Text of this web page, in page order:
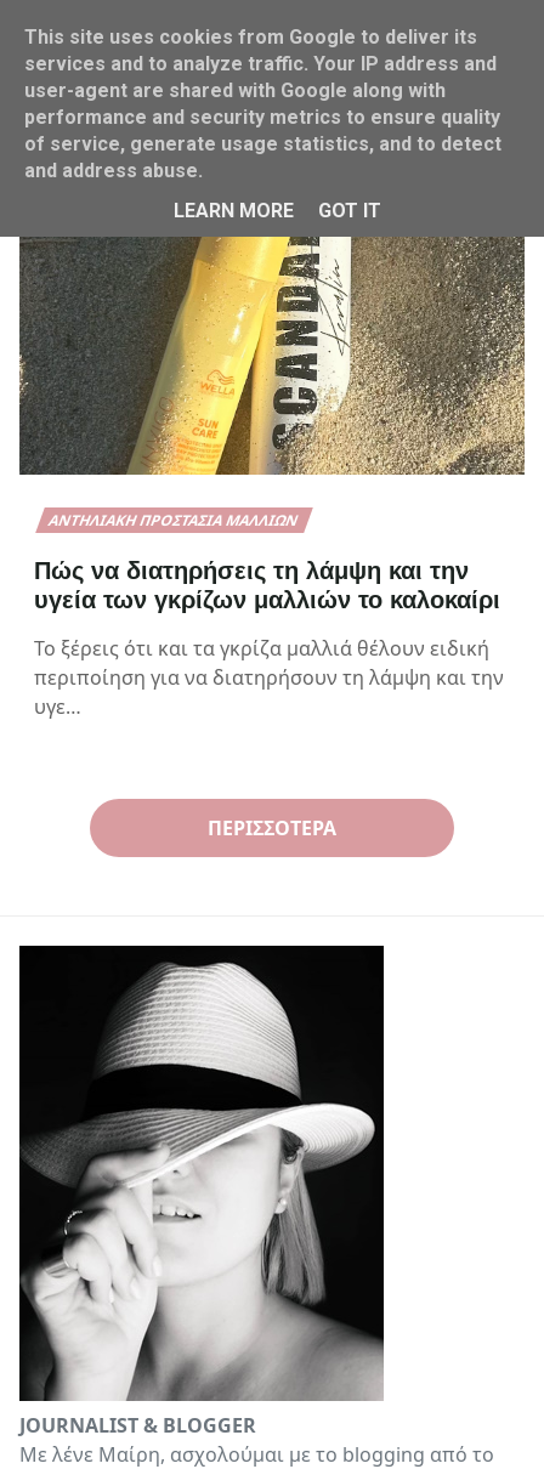
Home Invigo Sun
ΑΝΤΗΛΙΑΚΉ ΠΡΟΣΤΑΣΊΑ ΜΑΛΛΙΏΝ
Πώς να διατηρήσεις τη λάμψη και την
υγεία των γκρίζων μαλλιών το καλοκαίρι
Το ξέρεις ότι και τα γκρίζα μαλλιά θέλουν ειδική
περιποίηση για να διατηρήσουν τη λάμψη και την
υγε…
ΠΕΡΙΣΣΌΤΕΡΑ
JOURNALIST & BLOGGER
Με λένε Μαίρη, ασχολούμαι με το blogging από το
This site uses cookies from Google to deliver its
services and to analyze traffic. Your IP address and
user-agent are shared with Google along with
performance and security metrics to ensure quality
of service, generate usage statistics, and to detect
and address abuse.
LEARN MORE
GOT IT